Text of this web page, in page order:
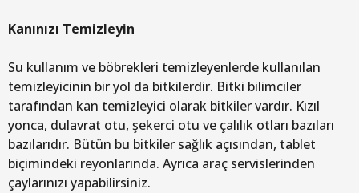
Kanınızı Temizleyin
Su kullanım ve böbrekleri temizleyenlerde kullanılan
temizleyicinin bir yol da bitkilerdir. Bitki bilimciler
tarafından kan temizleyici olarak bitkiler vardır. Kızıl
yonca, dulavrat otu, şekerci otu ve çalılık otları bazıları
bazılarıdır. Bütün bu bitkiler sağlık açısından, tablet
biçimindeki reyonlarında. Ayrıca araç servislerinden
çaylarınızı yapabilirsiniz.